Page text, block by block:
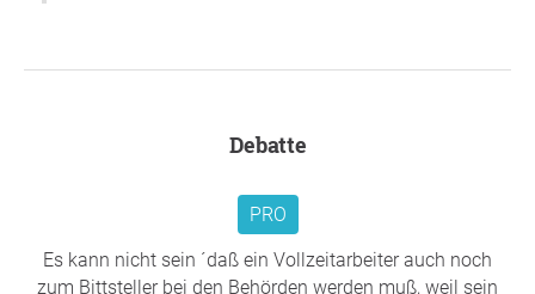
Debatte
PRO
Es kann nicht sein ´daß ein Vollzeitarbeiter auch noch
zum Bittsteller bei den Behörden werden muß, weil sein